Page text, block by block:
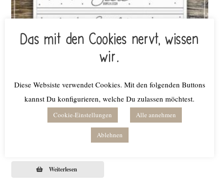
Printdatei BANDEROLE Einfach mal die Seele baumeln lassen
Weiterlesen
Das mit den Cookies nervt, wissen
wir.
Diese Websiste verwendet Cookies. Mit den folgenden Buttons
kannst Du konfigurieren, welche Du zulassen möchtest.
Cookie-Einstellungen Alle annehmen
Ablehnen